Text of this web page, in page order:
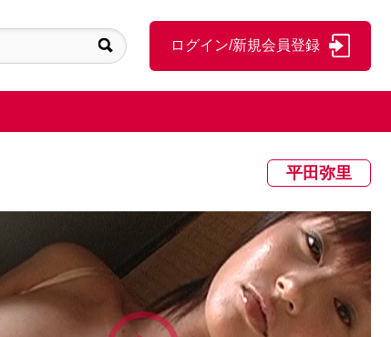
ログイン/新規会員登録
平田弥里